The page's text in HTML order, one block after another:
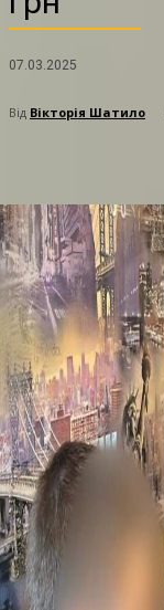
07.03.2025
Від Вікторія Шатило